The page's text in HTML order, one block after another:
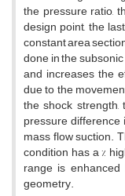
the pressure ratio,
design point, the
constant area
done in the
and increases the
due to the
the shock
pressure
mass flow suction.
condition has a %
range is
geometry.